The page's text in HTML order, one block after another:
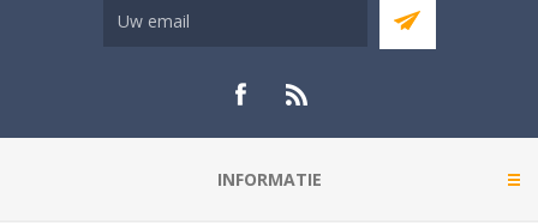
INFORMATIE